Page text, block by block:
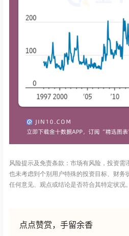
风险提示及免责条款：市场有风险，投资需
也未考虑到个别用户特殊的投资目标、财务
任何意见、观点或结论是否符合其特定状况
点点赞赏，手留余香